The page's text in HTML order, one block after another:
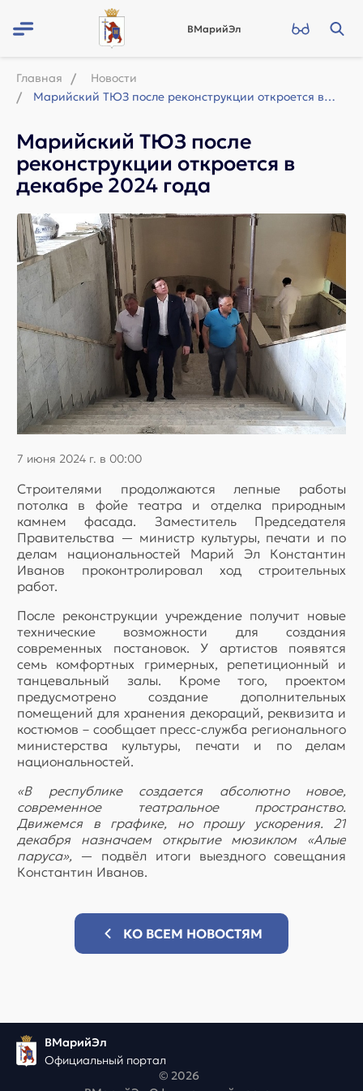
ВМарийЭл
Главная
Новости
Марийский ТЮЗ после реконструкции откроется в декабре 2024 года
Марийский ТЮЗ после
реконструкции откроется в
декабре 2024 года
7 июня 2024 г. в 00:00
Строителями продолжаются лепные работы
потолка в фойе театра и отделка природным
камнем фасада. Заместитель Председателя
Правительства — министр культуры, печати и по
делам национальностей Марий Эл Константин
Иванов проконтролировал ход строительных
работ.
После реконструкции учреждение получит новые
технические возможности для создания
современных постановок. У артистов появятся
семь комфортных гримерных, репетиционный и
танцевальный залы. Кроме того, проектом
предусмотрено создание дополнительных
помещений для хранения декораций, реквизита и
костюмов – сообщает пресс-служба регионального
министерства культуры, печати и по делам
национальностей.
«В республике создается абсолютно новое,
современное театральное пространство.
Движемся в графике, но прошу ускорения. 21
декабря назначаем открытие мюзиклом «Алые
паруса», — подвёл итоги выездного совещания
Константин Иванов.
КО ВСЕМ НОВОСТЯМ
ВМарийЭл
Официальный портал
© 2026